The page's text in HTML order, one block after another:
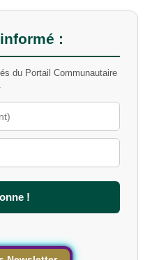
:
du Portail Communautaire
!